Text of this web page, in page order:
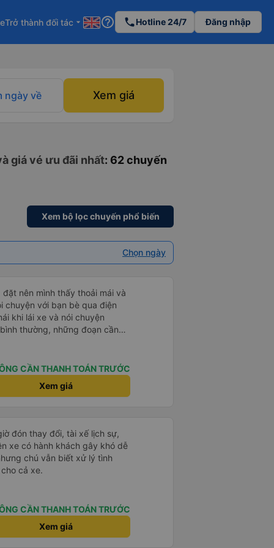
Trở thành đối tác arrow_drop_down help_outline phoneHotline 24/7 Đăng nhập
ngày về Xem giá
giá vé ưu đãi nhất: 62 chuyến
Xem bộ lọc chuyến phổ biến
Chọn ngày
nên mình thấy thoải mái và
chuyện với bạn bè qua điện
khi lái xe và nói chuyện
thường, những đoạn cần
được hỗ trợ không nhưng phí
mái
CẦN THANH TOÁN TRƯỚC
Xem giá
đón thay đổi, tài xế lịch sự,
xe có hành khách gây khó dễ
chú vẫn biết xử lý tình
cả xe.
CẦN THANH TOÁN TRƯỚC
Xem giá